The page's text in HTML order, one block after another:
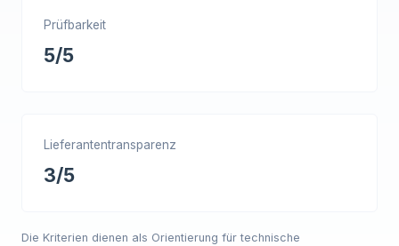
Prüfbarkeit
5/5
Lieferantentransparenz
3/5
Die Kriterien dienen als Orientierung für technische